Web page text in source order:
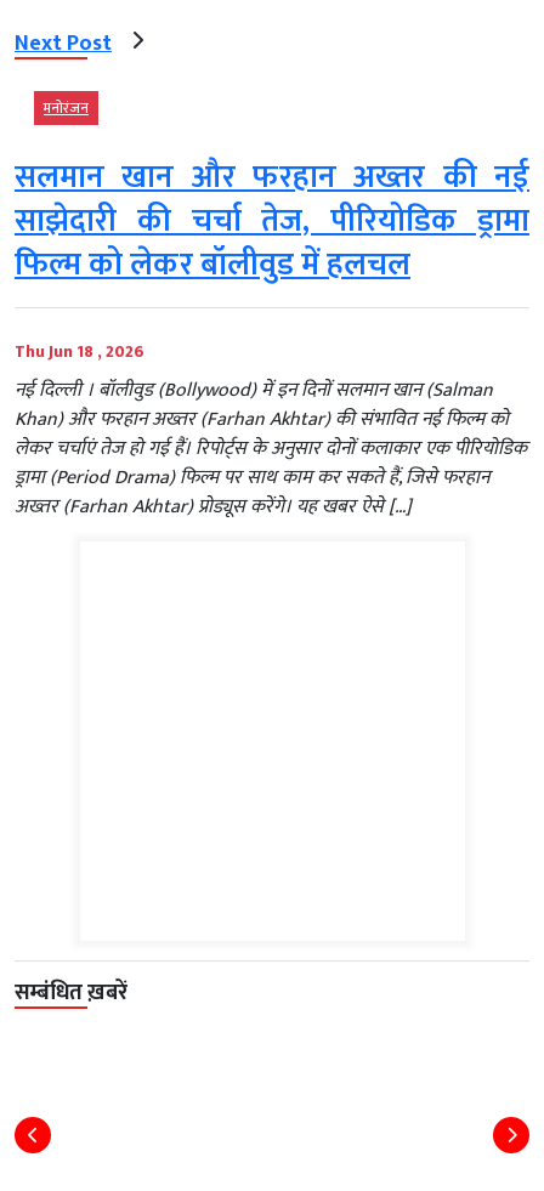
Next Post
मनोरंजन
सलमान खान और फरहान अख्तर की नई
साझेदारी की चर्चा तेज, पीरियोडिक ड्रामा
फिल्म को लेकर बॉलीवुड में हलचल
Thu Jun 18 , 2026
नई दिल्ली । बॉलीवुड (Bollywood) में इन दिनों सलमान खान (Salman
Khan) और फरहान अख्तर (Farhan Akhtar) की संभावित नई फिल्म को
लेकर चर्चाएं तेज हो गई हैं। रिपोर्ट्स के अनुसार दोनों कलाकार एक पीरियोडिक
ड्रामा (Period Drama) फिल्म पर साथ काम कर सकते हैं, जिसे फरहान
अख्तर (Farhan Akhtar) प्रोड्यूस करेंगे। यह खबर ऐसे […]
सम्बंधित ख़बरें